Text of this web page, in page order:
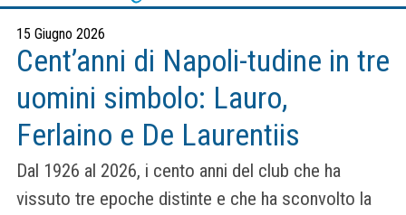
15 Giugno 2026
Cent’anni di Napoli-tudine in tre
uomini simbolo: Lauro,
Ferlaino e De Laurentiis
Dal 1926 al 2026, i cento anni del club che ha
vissuto tre epoche distinte e che ha sconvolto la